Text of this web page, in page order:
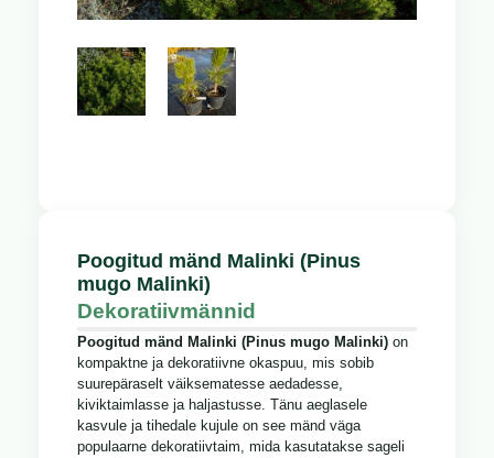
Poogitud mänd Malinki (Pinus
mugo Malinki)
Dekoratiivmännid
Poogitud mänd Malinki (Pinus mugo Malinki) on
kompaktne ja dekoratiivne okaspuu, mis sobib
suurepäraselt väiksematesse aedadesse,
kiviktaimlasse ja haljastusse. Tänu aeglasele
kasvule ja tihedale kujule on see mänd väga
populaarne dekoratiivtaim, mida kasutatakse sageli